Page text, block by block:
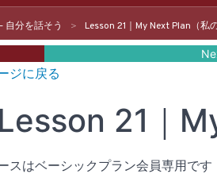
自分を話そう Lesson 21｜My Next Plan（私
ジに戻る
21｜
スはベーシックプラン会員専用です